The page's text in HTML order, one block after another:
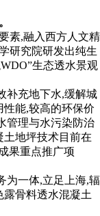
素,融入西方人文精
研究院研发出纯生
生态透水景观
补充地下水,缓解城
能,较高的环保价
管理与水污染防治
地坪技术目前在
果重点推广项
为一体,立足上海,辐
骨料透水混凝土